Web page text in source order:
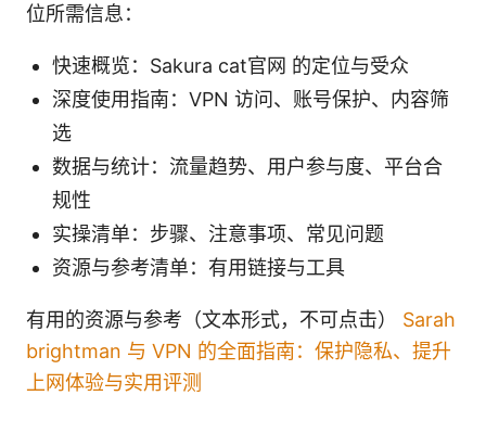
位所需信息：
快速概览：Sakura cat官网 的定位与受众
深度使用指南：VPN 访问、账号保护、内容筛
选
数据与统计：流量趋势、用户参与度、平台合
规性
实操清单：步骤、注意事项、常见问题
资源与参考清单：有用链接与工具
有用的资源与参考（文本形式，不可点击） Sarah
brightman 与 VPN 的全面指南：保护隐私、提升
上网体验与实用评测